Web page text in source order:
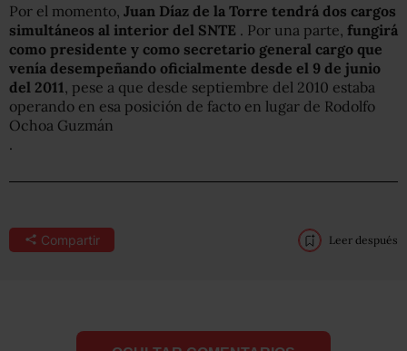
Por el momento, Juan Díaz de la Torre tendrá dos cargos
simultáneos al interior del SNTE . Por una parte, fungirá
como presidente y como secretario general cargo que
venía desempeñando oficialmente desde el 9 de junio
del 2011 , pese a que desde septiembre del 2010 estaba
operando en esa posición de facto en lugar de Rodolfo
Ochoa Guzmán
.
Compartir Leer después